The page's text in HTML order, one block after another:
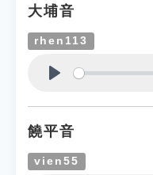
大埔音
rhen113
饒平音
vien55